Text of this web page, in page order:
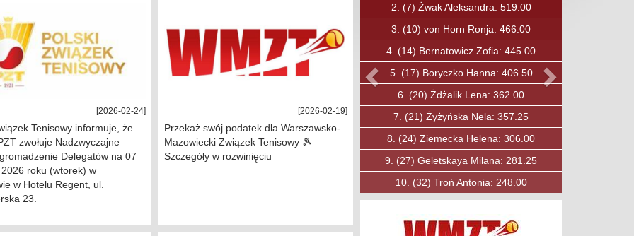
[2026-02-24]
Tenisowy informuje, że
zwołuje Nadzwyczajne
Delegatów na 07
roku (wtorek) w
w Hotelu Regent, ul.
23.
[2026-02-19]
Przekaż swój podatek dla Warszawsko-
Mazowiecki Związek Tenisowy 🎾
Szczegóły w rozwinięciu
2. (23) Kavalchuk Andrei: 336.75
3. (27) Ćwirta Mateusz: 319.00
4.(30)Soska Fryderyk: 303.00
5.(31)Ozkan Baha: 297.00
(33)Lewandowski Maciej: 284.00
7.(40)Jobda Aleksander: 250.00
8.(49)Mysiak Maciej: 210.00
9.(50)Rybicki Konrad: 206.00
10. (53) Księżak Filip: 197.00